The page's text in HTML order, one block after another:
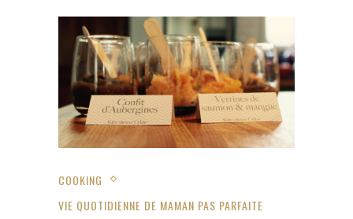
COOKING
VIE QUOTIDIENNE DE MAMAN PAS PARFAITE